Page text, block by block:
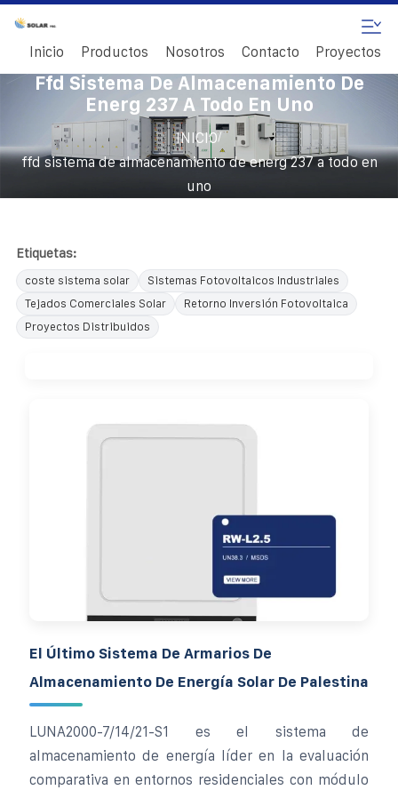
Inicio Productos Nosotros Contacto Proyectos
Ffd Sistema De Almacenamiento De
Energ 237 A Todo En Uno
INICIO/
ffd sistema de almacenamiento de energ 237 a todo en
uno
Etiquetas:
coste sistema solar
Sistemas Fotovoltaicos Industriales
Tejados Comerciales Solar
Retorno Inversión Fotovoltaica
Proyectos Distribuidos
El Último Sistema De Armarios De
Almacenamiento De Energía Solar De Palestina
LUNA2000-7/14/21-S1 es el sistema de
almacenamiento de energía líder en la evaluación
comparativa en entornos residenciales con módulo